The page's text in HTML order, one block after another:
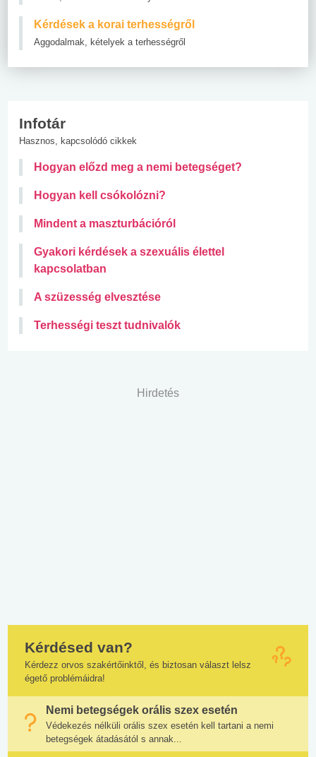
Kérdések a korai terhességről
Aggodalmak, kételyek a terhességről
Infotár
Hasznos, kapcsolódó cikkek
Hogyan előzd meg a nemi betegséget?
Hogyan kell csókolózni?
Mindent a maszturbációról
Gyakori kérdések a szexuális élettel
kapcsolatban
A szüzesség elvesztése
Terhességi teszt tudnivalók
Hirdetés
Kérdésed van?
Kérdezz orvos szakértőinktől, és biztosan választ lelsz
égető problémáidra!
Nemi betegségek orális szex esetén
Védekezés nélküli orális szex esetén kell tartani a nemi
betegségek átadásától s annak...